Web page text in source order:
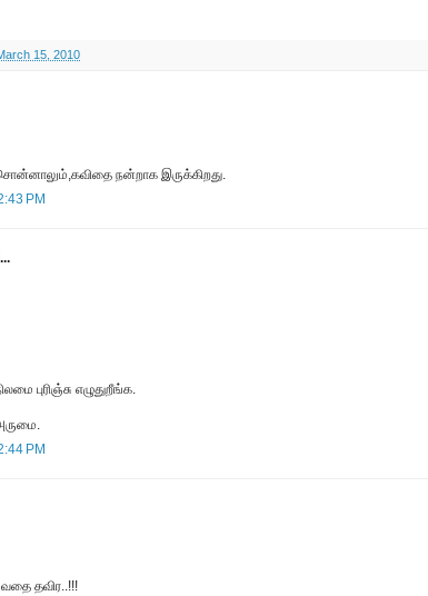
15, 2010
நன்றாக இருக்கிறது.
PM
புரிஞ்சு எழுதுறீங்க.
PM
தவிர..!!!